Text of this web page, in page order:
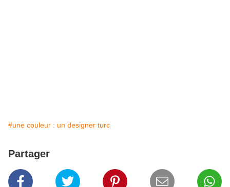
#une couleur : un designer turc
Partager